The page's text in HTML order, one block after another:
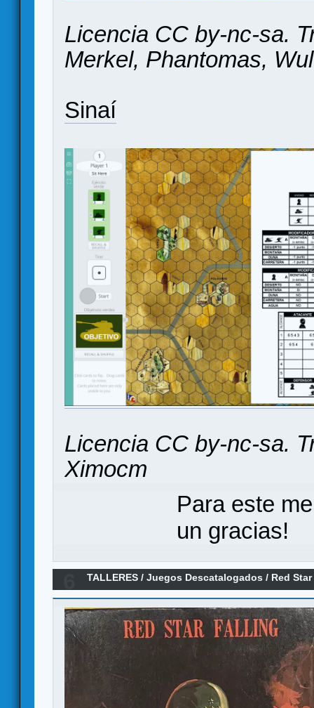
Licencia CC by-nc-sa.
Merkel, Phantomas,
Sinaí
Licencia CC by-nc-sa.
Ximocm
Para este
un gracias!
TALLERES /Juegos Descatalogados / Red